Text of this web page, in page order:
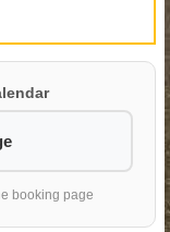
booking page